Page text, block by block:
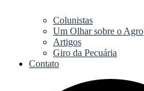
Colunistas
Um Olhar sobre o Agro
Artigos
Giro da Pecuária
Contato